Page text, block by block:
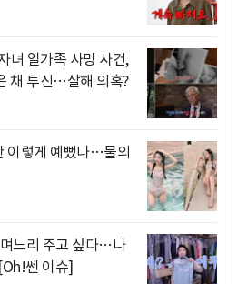
녀 일가족 사망 사건,
채 투신…살해 의혹?
이렇게 예뻤나…물의
느리 주고 싶다…나
쎈 이슈]